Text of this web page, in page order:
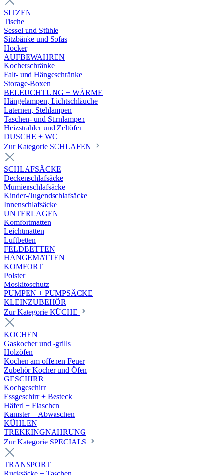
SITZEN
Tische
Sessel und Stühle
Sitzbänke und Sofas
Hocker
AUFBEWAHREN
Kocherschränke
Falt- und Hängeschränke
Storage-Boxen
BELEUCHTUNG + WÄRME
Hängelampen, Lichtschläuche
Laternen, Stehlampen
Taschen- und Stirnlampen
Heizstrahler und Zeltöfen
DUSCHE + WC
Zur Kategorie SCHLAFEN
SCHLAFSÄCKE
Deckenschlafsäcke
Mumienschlafsäcke
Kinder-/Jugendschlafsäcke
Innenschlafsäcke
UNTERLAGEN
Komfortmatten
Leichtmatten
Luftbetten
FELDBETTEN
HÄNGEMATTEN
KOMFORT
Polster
Moskitoschutz
PUMPEN + PUMPSÄCKE
KLEINZUBEHÖR
Zur Kategorie KÜCHE
KOCHEN
Gaskocher und -grills
Holzöfen
Kochen am offenen Feuer
Zubehör Kocher und Öfen
GESCHIRR
Kochgeschirr
Essgeschirr + Besteck
Häferl + Flaschen
Kanister + Abwaschen
KÜHLEN
TREKKINGNAHRUNG
Zur Kategorie SPECIALS
TRANSPORT
Rucksäcke + Taschen